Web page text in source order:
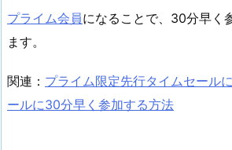
プライム会員になることで、30分早く
ます。
関連： プライム限定先行タイムセール
ールに30分早く参加する方法